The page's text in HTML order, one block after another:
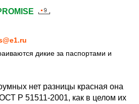
дикие за паспортами и
нет разницы красная она
Р 51511-2001, как в целом их